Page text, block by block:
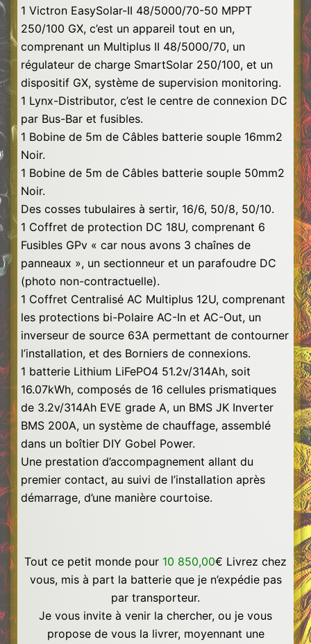
1 Victron EasySolar-II 48/5000/70-50 MPPT
250/100 GX, c’est un appareil tout en un,
comprenant un Multiplus II 48/5000/70, un
régulateur de charge SmartSolar 250/100, et un
dispositif GX, système de supervision monitoring.
1 Lynx-Distributor, c’est le centre de connexion DC
par Bus-Bar et fusibles.
1 Bobine de 5m de Câbles batterie souple 16mm2
Noir.
1 Bobine de 5m de Câbles batterie souple 50mm2
Noir.
Des cosses tubulaires à sertir, 16/6, 50/8, 50/10.
1 Coffret de protection DC 18U, comprenant 6
Fusibles GPv « car nous avons 3 chaînes de
panneaux », un sectionneur et un parafoudre DC
(photo non-contractuelle).
1 Coffret Centralisé AC Multiplus 12U, comprenant
les protections bi-Polaire AC-In et AC-Out, un
inverseur de source 63A permettant de contourner
l’installation, et des Borniers de connexions.
1 batterie Lithium LiFePO4 51.2v/314Ah, soit
16.07kWh, composés de 16 cellules prismatiques
de 3.2v/314Ah EVE grade A, un BMS JK Inverter
BMS 200A, un système de chauffage, assemblé
dans un boîtier DIY Gobel Power.
Une prestation d’accompagnement allant du
premier contact, au suivi de l’installation après
démarrage, d’une manière courtoise.
Tout ce petit monde pour 10 850,00€ Livrez chez
vous, mis à part la batterie que je n’expédie pas
par transporteur.
Je vous invite à venir la chercher, ou je vous
propose de vous la livrer, moyennant une